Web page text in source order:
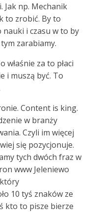
Jak np. Mechanik
to zrobić. By to
nauki i czasu w to by
zarabiamy.
właśnie za to płaci
i muszą być. To
Content is king.
w branży
Czyli im więcej
się pozycjonuje.
tych dwóch fraz w
www Jeleniewo
10 tyś znaków ze
kto to pisze bierze